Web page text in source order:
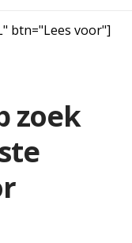
btn="Lees voor"]
zoek